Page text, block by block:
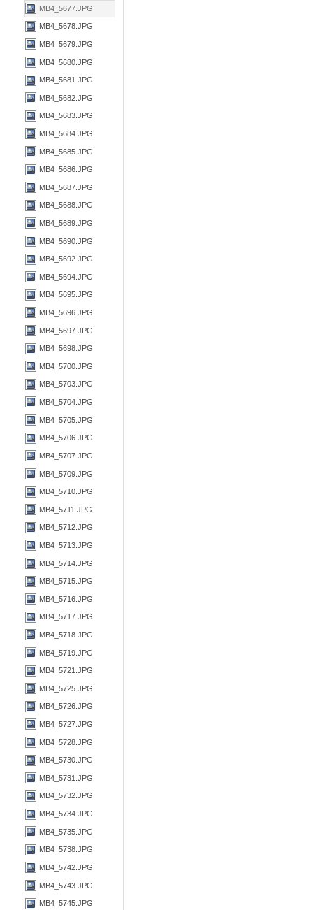
MB4_5677.JPG
MB4_5678.JPG
MB4_5679.JPG
MB4_5680.JPG
MB4_5681.JPG
MB4_5682.JPG
MB4_5683.JPG
MB4_5684.JPG
MB4_5685.JPG
MB4_5686.JPG
MB4_5687.JPG
MB4_5688.JPG
MB4_5689.JPG
MB4_5690.JPG
MB4_5692.JPG
MB4_5694.JPG
MB4_5695.JPG
MB4_5696.JPG
MB4_5697.JPG
MB4_5698.JPG
MB4_5700.JPG
MB4_5703.JPG
MB4_5704.JPG
MB4_5705.JPG
MB4_5706.JPG
MB4_5707.JPG
MB4_5709.JPG
MB4_5710.JPG
MB4_5711.JPG
MB4_5712.JPG
MB4_5713.JPG
MB4_5714.JPG
MB4_5715.JPG
MB4_5716.JPG
MB4_5717.JPG
MB4_5718.JPG
MB4_5719.JPG
MB4_5721.JPG
MB4_5725.JPG
MB4_5726.JPG
MB4_5727.JPG
MB4_5728.JPG
MB4_5730.JPG
MB4_5731.JPG
MB4_5732.JPG
MB4_5734.JPG
MB4_5735.JPG
MB4_5738.JPG
MB4_5742.JPG
MB4_5743.JPG
MB4_5745.JPG